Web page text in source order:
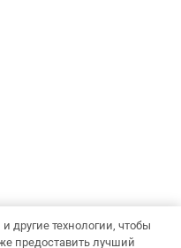
Тема National
другие технологии, чтобы
предоставить лучший